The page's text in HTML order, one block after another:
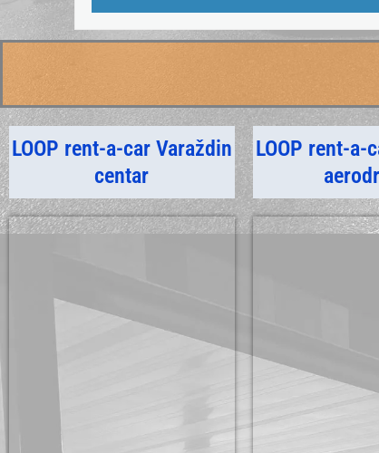
LOOP rent-a-car Varaždin
centar
LOOP rent-a-